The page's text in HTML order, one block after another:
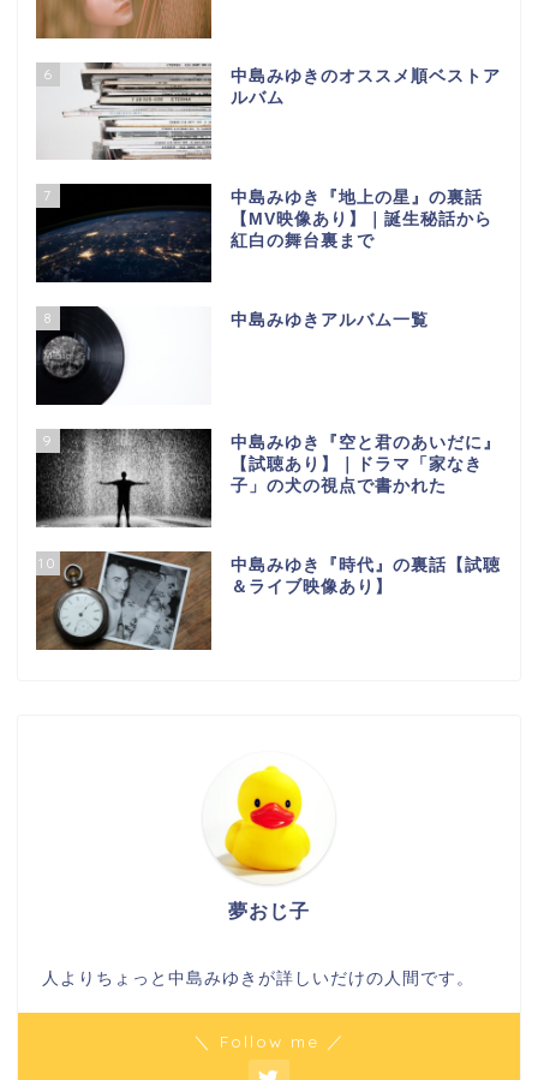
6
中島みゆきのオススメ順ベストア
ルバム
7
中島みゆき『地上の星』の裏話
【МV映像あり】｜誕生秘話から
紅白の舞台裏まで
8 中島みゆきアルバム一覧
9
中島みゆき『空と君のあいだに』
【試聴あり】｜ドラマ「家なき
子」の犬の視点で書かれた
10
中島みゆき『時代』の裏話【試聴
＆ライブ映像あり】
夢おじ子
人よりちょっと中島みゆきが詳しいだけの人間です。
＼ Follow me ／